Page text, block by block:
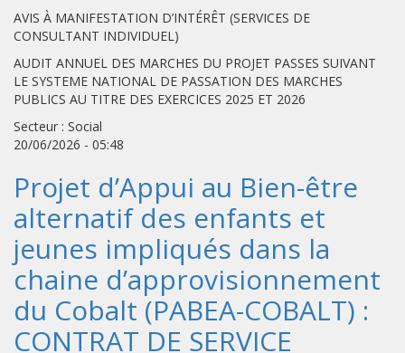
AVIS À MANIFESTATION D’INTÉRÊT (SERVICES DE
CONSULTANT INDIVIDUEL)
AUDIT ANNUEL DES MARCHES DU PROJET PASSES SUIVANT
LE SYSTEME NATIONAL DE PASSATION DES MARCHES
PUBLICS AU TITRE DES EXERCICES 2025 ET 2026
Secteur : Social
20/06/2026 - 05:48
Projet d’Appui au Bien-être
alternatif des enfants et
jeunes impliqués dans la
chaine d’approvisionnement
du Cobalt (PABEA-COBALT) :
CONTRAT DE SERVICE